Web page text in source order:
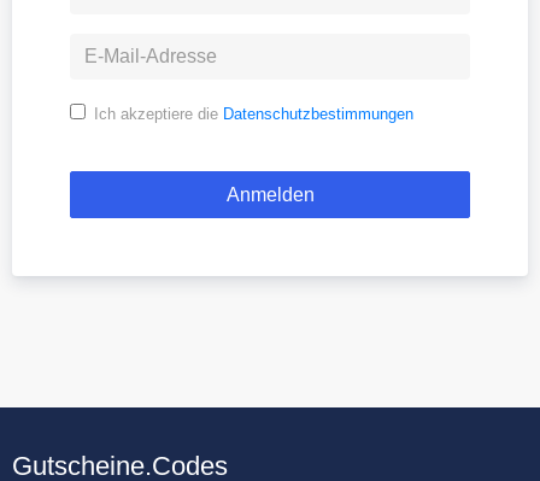
Ich akzeptiere die Datenschutzbestimmungen
Gutscheine.Codes